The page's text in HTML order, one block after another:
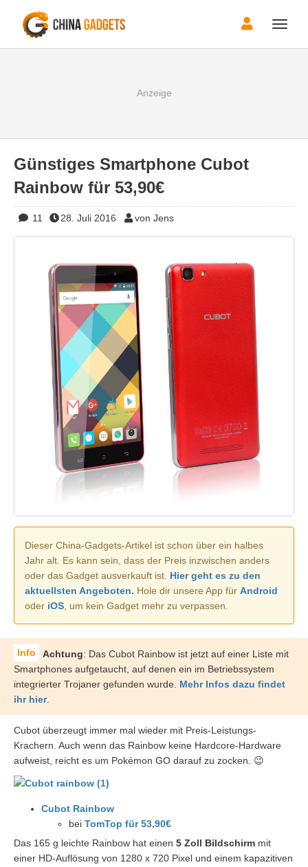
Toggle
Günstiges Smartphone Cubot
Rainbow für 53,90€
11 28. Juli 2016 von Jens
Dieser China-Gadgets-Artikel ist schon über ein halbes
Jahr alt. Es kann sein, dass der Preis inzwischen anders
oder das Gadget ausverkauft ist. Hier geht es zu den
aktuellsten Angeboten. Hole dir unsere App für Android
oder iOS , um kein Gadget mehr zu verpassen.
Achtung: Das Cubot Rainbow ist jetzt auf einer Liste mit
Smartphones aufgetaucht, auf denen ein im Betriebssystem
integrierter Trojaner gefunden wurde. Mehr Infos dazu findet
ihr hier.
Cubot überzeugt immer mal wieder mit Preis-Leistungs-
Krachern. Auch wenn das Rainbow keine Hardcore-Hardware
aufweist, reicht es um Pokémon GO darauf zu zocken. 😉
Cubot Rainbow
bei TomTop für 53,90€
Das 165 g leichte Rainbow hat einen 5 Zoll Bildschirm mit
einer HD-Auflösung von 1280 x 720 Pixel und einem kapazitiven